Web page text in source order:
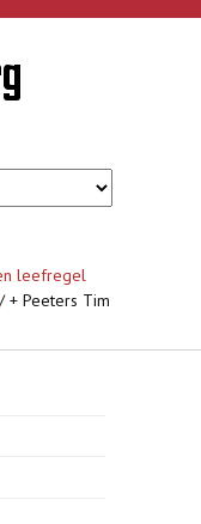
leefregel
/ + Peeters Tim